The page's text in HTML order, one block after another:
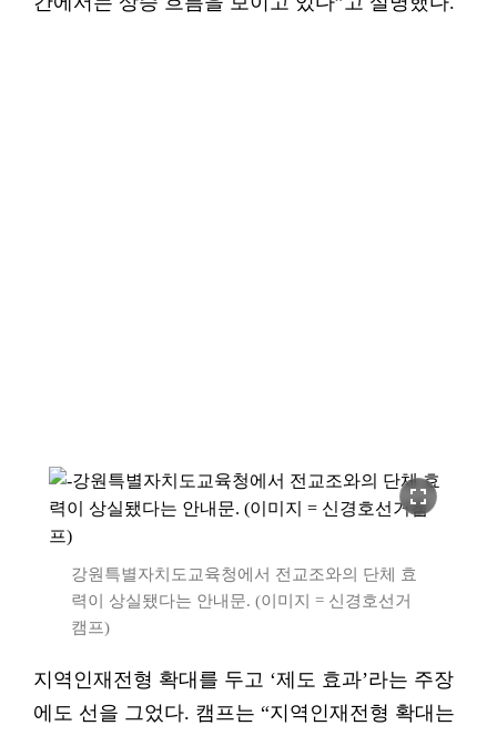
fullscreen
강원특별자치도교육청에서 전교조와의 단체 효
력이 상실됐다는 안내문. (이미지 = 신경호선거
캠프)
지역인재전형 확대를 두고 ‘제도 효과’라는 주장
에도 선을 그었다. 캠프는 “지역인재전형 확대는